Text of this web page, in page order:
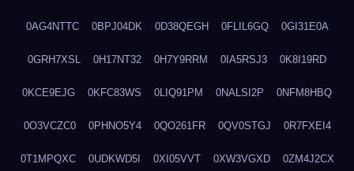
0AG4NTTC 0BPJ04DK 0D38QEGH 0FLIL6GQ 0GI31E0A
0GRH7XSL 0H17NT32 0H7Y9RRM 0IA5RSJ3 0K8I19RD
0KCE9EJG 0KFC83WS 0LIQ91PM 0NALSI2P 0NFM8HBQ
0O3VCZC0 0PHNO5Y4 0QO261FR 0QV0STGJ 0R7FXEI4
0T1MPQXC 0UDKWD5I 0XI05VVT 0XW3VGXD 0ZM4J2CX